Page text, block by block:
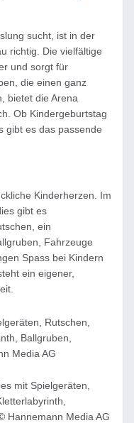
sucht, ist in der
richtig. Die vielfältige
und sorgt für
die einen ganz
bietet die Arena
Ob Kindergeburtstag
gibt es das passende
Kinderherzen. Im
gibt es
ein
Fahrzeuge
Spass bei Kindern
ein eigener,
mit Spielgeräten,
Hannemann Media AG